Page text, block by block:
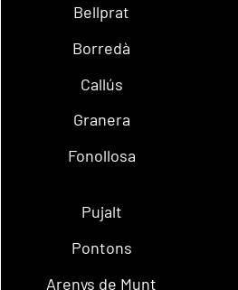
Bellprat
Borredà
Callús
Granera
Fonollosa
Pujalt
Pontons
Arenys de Munt